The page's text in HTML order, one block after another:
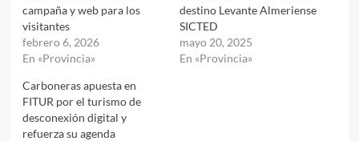
campaña y web para los
visitantes
febrero 6, 2026
En «Provincia»
destino Levante Almeriense
SICTED
mayo 20, 2025
En «Provincia»
Carboneras apuesta en
FITUR por el turismo de
desconexión digital y
refuerza su agenda